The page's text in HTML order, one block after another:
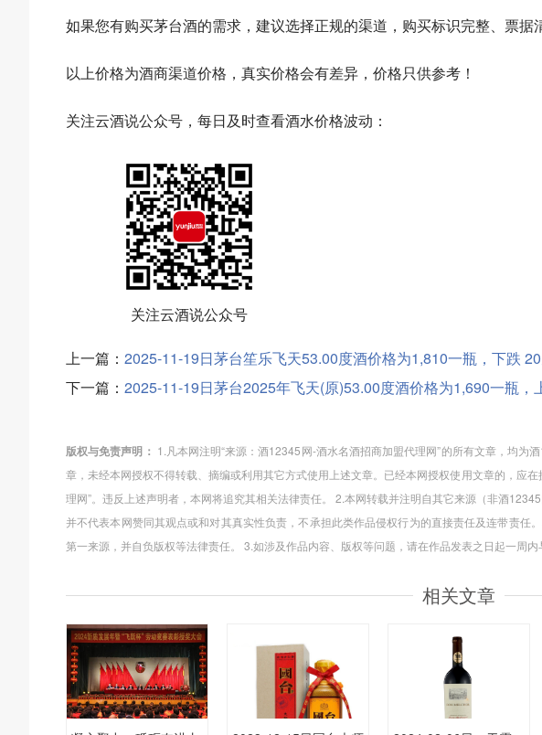
如果您有购买茅台酒的需求，建议选择正规的渠道，购买标识完整、票据
以上价格为酒商渠道价格，真实价格会有差异，价格只供参考！
关注云酒说公众号，每日及时查看酒水价格波动：
关注云酒说公众号
上一篇： 2025-11-19日茅台笙乐飞天53.00度酒价格为1,810一瓶，下跌
下一篇： 2025-11-19日茅台2025年飞天(原)53.00度酒价格为1,690一瓶，
版权与免责声明： 1.凡本网注明“来源：酒12345网-酒水名酒招商加盟代理网”的所有文章，均为
章，未经本网授权不得转载、摘编或利用其它方式使用上述文章。已经本网授权使用文章的，应
理网”。违反上述声明者，本网将追究其相关法律责任。 2.本网转载并注明自其它来源（非酒
并不代表本网赞同其观点或和对其真实性负责，不承担此类作品侵权行为的直接责任及连带责任
第一来源，并自负版权等法律责任。 3.如涉及作品内容、版权等问题，请在作品发表之日起一周内
相关文章